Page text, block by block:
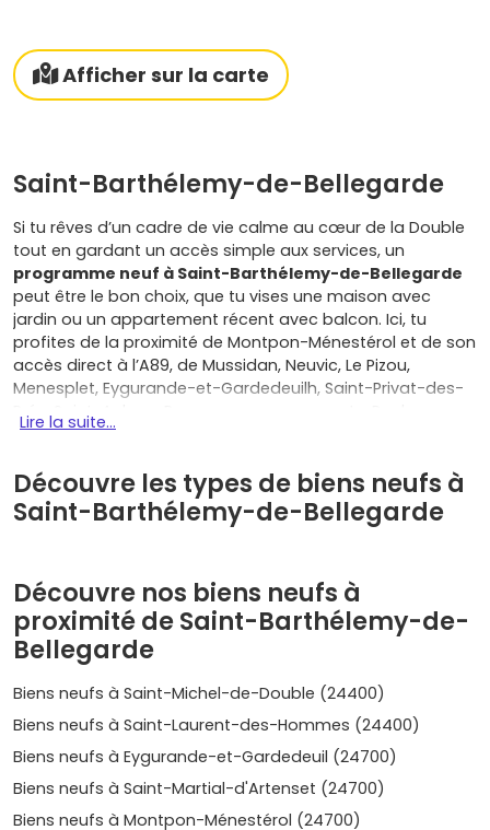
Afficher sur la carte
Saint-Barthélemy-de-Bellegarde
Si tu rêves d’un cadre de vie calme au cœur de la Double
tout en gardant un accès simple aux services, un
programme neuf à Saint-Barthélemy-de-Bellegarde
peut être le bon choix, que tu vises une maison avec
jardin ou un appartement récent avec balcon. Ici, tu
profites de la proximité de Montpon-Ménestérol et de son
accès direct à l’A89, de Mussidan, Neuvic, Le Pizou,
Menesplet, Eygurande-et-Gardedeuilh, Saint-Privat-des-
Prés, Saint-Aulaye-Puymangou ou encore La Roche-
Chalais, toutes à moins de 20 km, pour un quotidien
bénéficier d’une construction conforme à la RE2020, donc
d’économies d’énergie, d’une isolation acoustique
soignée et d’un confort thermique été comme hiver. Tu
décennale) et desfrais de notaire réduits
l’ancien. Si tu es primo-accédant, leprêt à taux zéro
(PTZ)peut alléger ton financement, et certaines
communes proposent une exonération temporaire de
taxe foncière, sous conditions. Que tu choisisses une
ou un appartement neuf bien placé, optimisé et facile à
entretenir, tu profites d’un plan pensé pour la vie
moderne, de charges maîtrisées et souvent de
stationnement privatif, d’espaces extérieurs et
d’équipements performants, parfois même de
Lire la suite...
Découvre les types de biens neufs à
Saint-Barthélemy-de-Bellegarde
Découvre nos biens neufs à
proximité de Saint-Barthélemy-de-
Bellegarde
Biens neufs à Saint-Michel-de-Double (24400)
Biens neufs à Saint-Laurent-des-Hommes (24400)
Biens neufs à Eygurande-et-Gardedeuil (24700)
Biens neufs à Saint-Martial-d'Artenset (24700)
Biens neufs à Montpon-Ménestérol (24700)